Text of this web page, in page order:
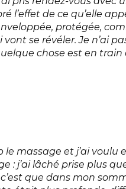
l’effet de ce qu’elle
protégée,
se révéler. Je n’ai
chose est en
le massage et j’ai
: j’ai lâché prise plus
que dans mon